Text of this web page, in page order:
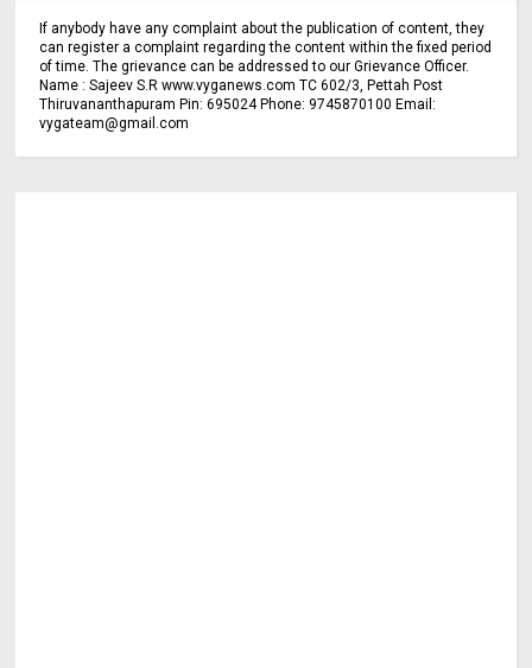
If anybody have any complaint about the publication of content, they
can register a complaint regarding the content within the fixed period
of time. The grievance can be addressed to our Grievance Officer.
Name : Sajeev S.R www.vyganews.com TC 602/3, Pettah Post
Thiruvananthapuram Pin: 695024 Phone: 9745870100 Email:
vygateam@gmail.com